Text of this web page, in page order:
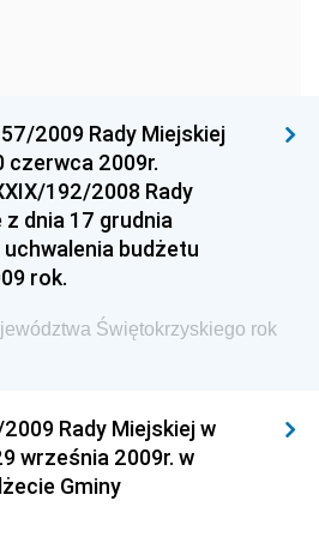
Gospodarki
Ochrony Konkurencji i
Pracy i Polityki
Lotnictwa Cywilnego
Hutnictwa i
Zdrowia i Opieki
2009 Rady Miejskiej
czerwca 2009r.
192/2008 Rady
dnia 17 grudnia
budżetu
rok.
Świętokrzyskiego rok
Rady Miejskiej w
września 2009r. w
Gminy